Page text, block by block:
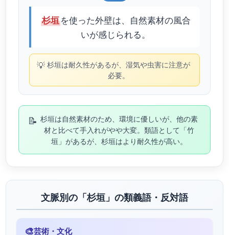
杉垣を使った外壁は、自然素材の風合
いが感じられる。
💡 杉垣は耐久性があるが、湿気や虫害に注意が
必要。
📝 杉垣は自然素材のため、環境に優しいが、他の素
材と比べて手入れがやや大変。類語として「竹
垣」があるが、杉垣はより耐久性が高い。
文脈別の「杉垣」の類義語・反対語
🎨芸術・文化